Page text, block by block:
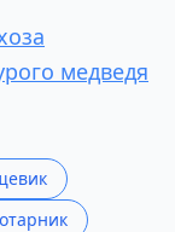
медведя